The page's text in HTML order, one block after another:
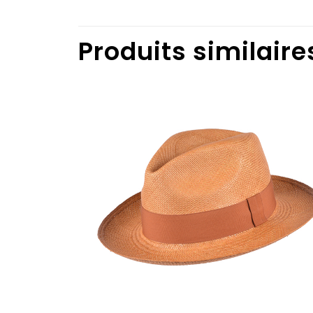
Produits